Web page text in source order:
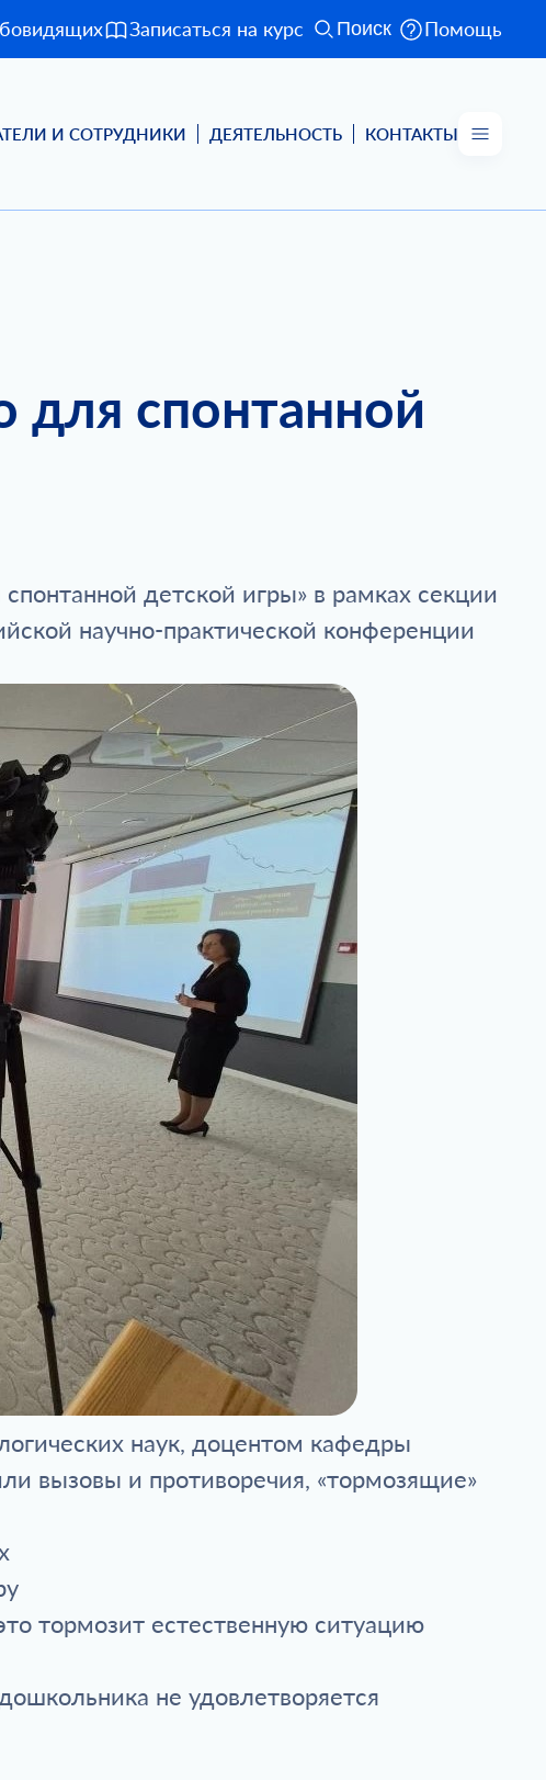
Помощь
Записаться на курс Поиск
И СОТРУДНИКИ ДЕЯТЕЛЬНОСТЬ КОНТАКТЫ
для спонтанной
детской игры» в рамках секции
научно-практической конференции
наук, доцентом кафедры
вызовы и противоречия, «тормозящие»
тормозит естественную ситуацию
не удовлетворяется